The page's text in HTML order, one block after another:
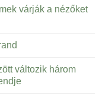
várják a nézőket
változik három